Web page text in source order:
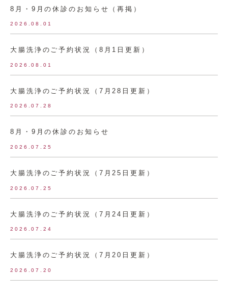
8月・9月の休診のお知らせ（再掲）
2026.08.01
大腸洗浄のご予約状況（8月1日更新）
2026.08.01
大腸洗浄のご予約状況（7月28日更新）
2026.07.28
8月・9月の休診のお知らせ
2026.07.25
大腸洗浄のご予約状況（7月25日更新）
2026.07.25
大腸洗浄のご予約状況（7月24日更新）
2026.07.24
大腸洗浄のご予約状況（7月20日更新）
2026.07.20